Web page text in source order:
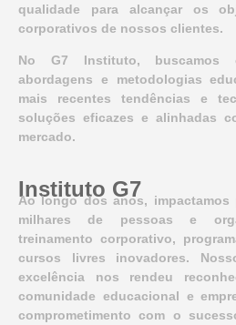
qualidade para alcançar os
corporativos de nossos clientes.
No G7 Instituto, buscamos
abordagens e metodologias
mais recentes tendências e
soluções eficazes e alinhadas
mercado.
Instituto G7
Ao longo dos anos, impactamos
milhares de pessoas e
treinamento corporativo,
cursos livres inovadores.
excelência nos rendeu
comunidade educacional e
comprometimento com o